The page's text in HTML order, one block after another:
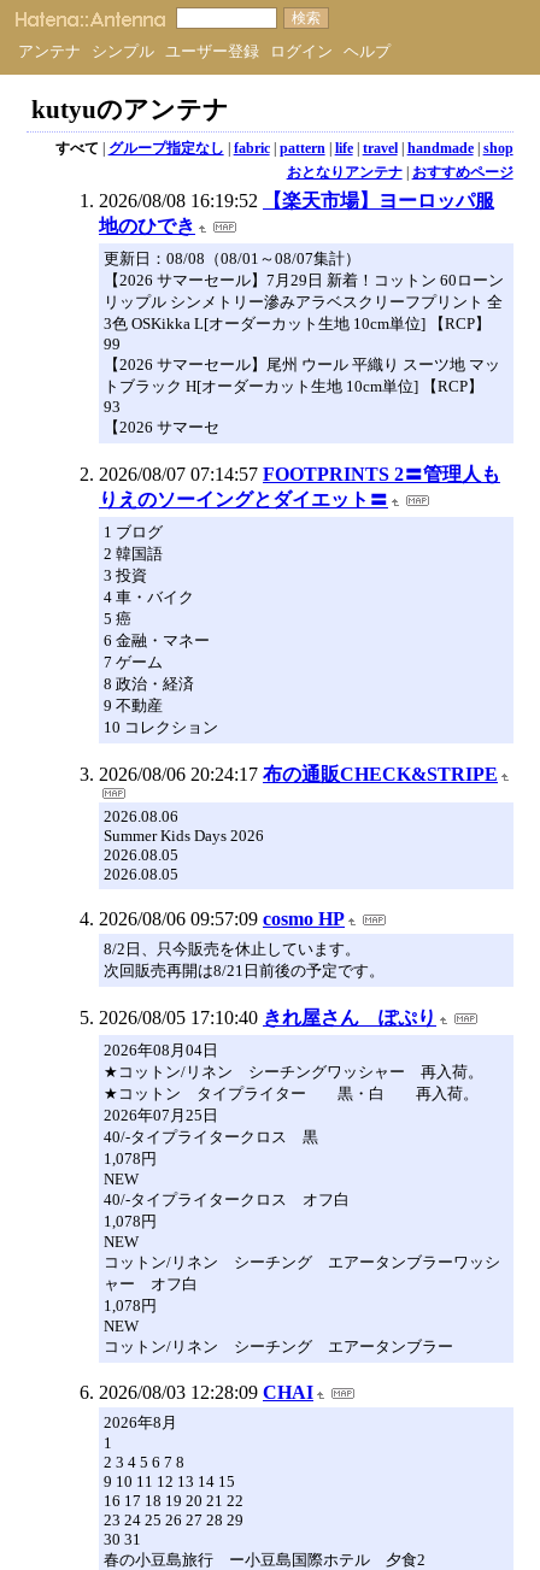
アンテナ シンプル ユーザー登録 ログイン ヘルプ
kutyuのアンテナ
すべて | グループ指定なし | fabric| pattern| life| travel| handmade| shop
おとなりアンテナ| おすすめページ
2026/08/08 16:19:52
【楽天市場】ヨーロッパ服
地のひでき
更新日：08/08（08/01～08/07集計）
【2026 サマーセール】7月29日 新着！コットン 60ローン
リップル シンメトリー滲みアラベスクリーフプリント 全
3色 OSKikka L[オーダーカット生地 10cm単位] 【RCP】
99
【2026 サマーセール】尾州 ウール 平織り スーツ地 マッ
トブラック H[オーダーカット生地 10cm単位] 【RCP】
93
【2026 サマーセ
2026/08/07 07:14:57 FOOTPRINTS 2〓管理人も
りえのソーイングとダイエット〓
1 ブログ
2 韓国語
3 投資
4 車・バイク
5 癌
6 金融・マネー
7 ゲーム
8 政治・経済
9 不動産
10 コレクション
2026/08/06 20:24:17 布の通販CHECK&STRIPE
2026.08.06
Summer Kids Days 2026
2026.08.05
2026.08.05
2026/08/06 09:57:09 cosmo HP
8/2日、只今販売を休止しています。
次回販売再開は8/21日前後の予定です。
2026/08/05 17:10:40 きれ屋さん ぽぷり
2026年08月04日
★コットン/リネン シーチングワッシャー 再入荷。
★コットン タイプライター 黒・白 再入荷。
2026年07月25日
40/-タイプライタークロス 黒
1,078円
NEW
40/-タイプライタークロス オフ白
1,078円
NEW
コットン/リネン シーチング エアータンブラーワッシ
ャー オフ白
1,078円
NEW
コットン/リネン シーチング エアータンブラー
2026/08/03 12:28:09 CHAI
2026年8月
1
2 3 4 5 6 7 8
9 10 11 12 13 14 15
16 17 18 19 20 21 22
23 24 25 26 27 28 29
30 31
春の小豆島旅行 ー小豆島国際ホテル 夕食2